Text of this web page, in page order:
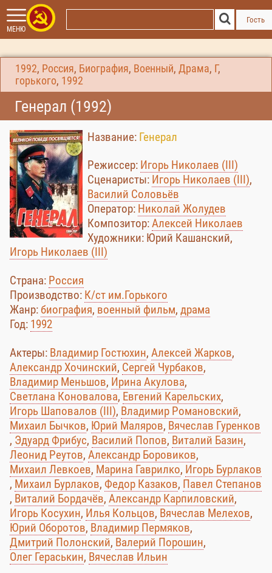
МЕНЮ
Гость
1992, Россия, Биография, Военный, Драма, Г,
горького, 1992
Генерал (1992)
Название: Генерал
Режиссер: Игорь Николаев (III)
Сценаристы: Игорь Николаев (III),
Василий Соловьёв
Оператор: Николай Жолудев
Композитор:Алексей Николаев
Художники: Юрий Кашанский,
Игорь Николаев (III)
Страна: Россия
Производство: К/ст им.Горького
Жанр: биография, военный фильм, драма
Год: 1992
Актеры: Владимир Гостюхин, Алексей Жарков,
Александр Хочинский, Сергей Чурбаков,
Владимир Меньшов, Ирина Акулова,
Светлана Коновалова, Евгений Карельских,
Игорь Шаповалов (III), Владимир Романовский,
Михаил Бычков, Юрий Маляров, Вячеслав Гуренков
, Эдуард Фрибус, Василий Попов, Виталий Базин,
Леонид Реутов, Александр Боровиков,
Михаил Левкоев, Марина Гаврилко, Игорь Бурлаков
, Михаил Бурлаков, Федор Казаков, Павел Степанов
, Виталий Бордачёв, Александр Карпиловский,
Игорь Косухин, Илья Кольцов, Вячеслав Мелехов,
Юрий Оборотов, Владимир Пермяков,
Дмитрий Полонский, Валерий Порошин,
Олег Гераськин, Вячеслав Ильин